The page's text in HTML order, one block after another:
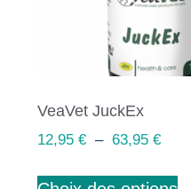
VeaVet JuckEx
12,95€ – 63,95€